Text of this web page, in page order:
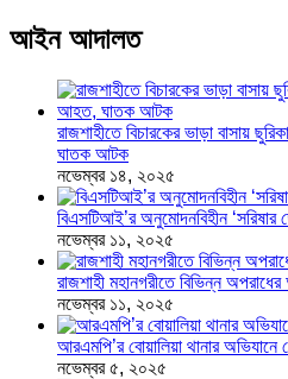
আইন আদালত
রাজশাহীতে বিচারকের ভাড়া বাসায়
ঘাতক আটক
নভেম্বর ১৪, ২০২৫
বিএসটিআই’র অনুমোদনবিহীন ‘সরিষার
নভেম্বর ১১, ২০২৫
রাজশাহী মহানগরীতে বিভিন্ন
নভেম্বর ১১, ২০২৫
আরএমপি’র বোয়ালিয়া থানার
নভেম্বর ৫, ২০২৫